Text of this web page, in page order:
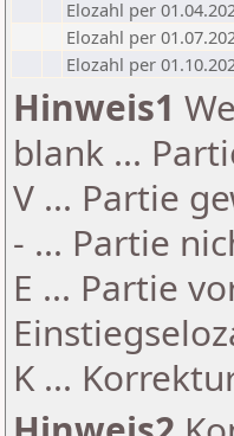
Elozahl per
Elozahl per
Elozahl per
Hinweis1
blank ...
V ... Partie
- ... Partie
E ... Partie
K ...